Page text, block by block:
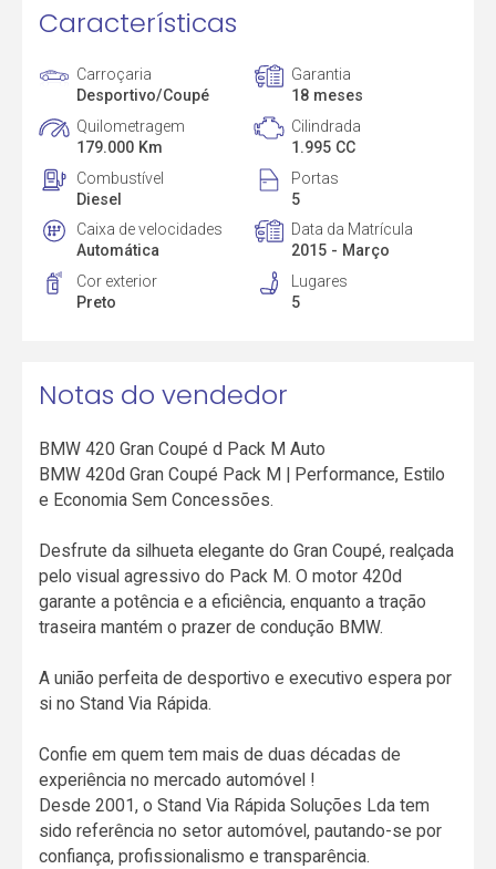
Características
Carroçaria
Desportivo/Coupé
Garantia
18 meses
Quilometragem
179.000 Km
Cilindrada
1.995 CC
Combustível
Diesel
Portas
5
Caixa de velocidades
Automática
Data da Matrícula
2015 - Março
Cor exterior
Preto
Lugares
5
Notas do vendedor
BMW 420 Gran Coupé d Pack M Auto
BMW 420d Gran Coupé Pack M | Performance, Estilo
e Economia Sem Concessões.
Desfrute da silhueta elegante do Gran Coupé, realçada
pelo visual agressivo do Pack M. O motor 420d
garante a potência e a eficiência, enquanto a tração
traseira mantém o prazer de condução BMW.
A união perfeita de desportivo e executivo espera por
si no Stand Via Rápida.
Confie em quem tem mais de duas décadas de
experiência no mercado automóvel !
Desde 2001, o Stand Via Rápida Soluções Lda tem
sido referência no setor automóvel, pautando-se por
confiança, profissionalismo e transparência.